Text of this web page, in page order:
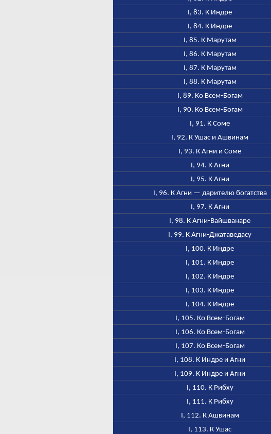
I, 83. К Индре
I, 84. К Индре
I, 85. К Марутам
I, 86. К Марутам
I, 87. К Марутам
I, 88. К Марутам
I, 89. Ко Всем-Богам
I, 90. Ко Всем-Богам
I, 91. К Соме
I, 92. К Ушас и Ашвинам
I, 93. К Агни и Соме
I, 94. К Агни
I, 95. К Агни
I, 96. К Агни — дарителю богатства
I, 97. К Агни
I, 98. К Агни-Вайшванаре
I, 99. К Агни-Джатаведасу
I, 100. К Индре
I, 101. К Индре
I, 102. К Индре
I, 103. К Индре
I, 104. К Индре
I, 105. Ко Всем-Богам
I, 106. Ко Всем-Богам
I, 107. Ко Всем-Богам
I, 108. К Индре и Агни
I, 109. К Индре и Агни
I, 110. К Рибху
I, 111. К Рибху
I, 112. К Ашвинам
I, 113. К Ушас